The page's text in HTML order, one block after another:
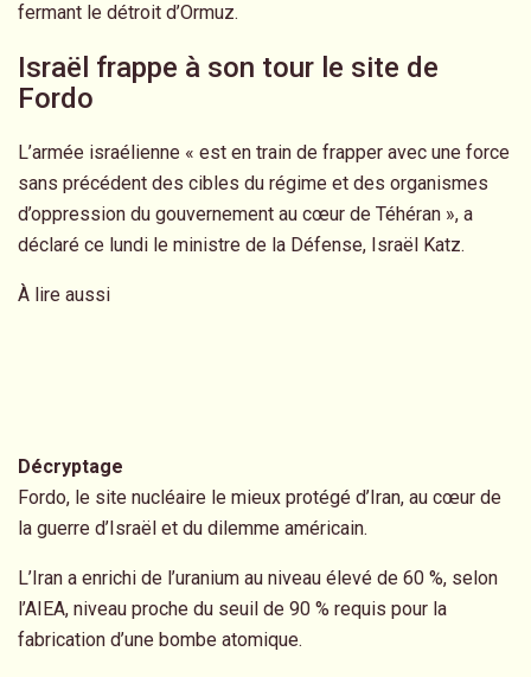
fermant le détroit d’Ormuz.
Israël frappe à son tour le site de
Fordo
L’armée israélienne « est en train de frapper avec une force
sans précédent des cibles du régime et des organismes
d’oppression du gouvernement au cœur de Téhéran », a
déclaré ce lundi le ministre de la Défense, Israël Katz.
À lire aussi
Décryptage
Fordo, le site nucléaire le mieux protégé d’Iran, au cœur de
la guerre d’Israël et du dilemme américain.
L’Iran a enrichi de l’uranium au niveau élevé de 60 %, selon
l’AIEA, niveau proche du seuil de 90 % requis pour la
fabrication d’une bombe atomique.